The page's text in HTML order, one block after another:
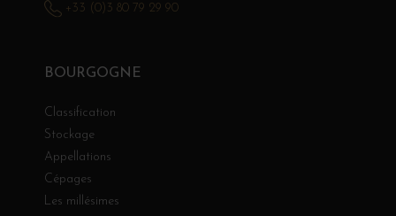
BOURGOGNE
Classification
Stockage
Appellations
Cépages
Les millésimes
+33 (0)3 80 79 29 90